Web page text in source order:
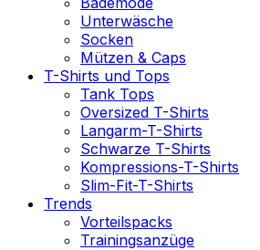
Unterwäsche
Socken
Mützen & Caps
T-Shirts und Tops
Tank Tops
Oversized T-Shirts
Langarm-T-Shirts
Schwarze T-Shirts
Kompressions-T-Shirts
Slim-Fit-T-Shirts
Trends
Vorteilspacks
Trainingsanzüge